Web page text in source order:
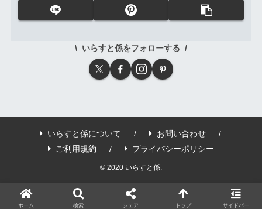
いらすと係をフォローする
いらすと係について
お問い合わせ
ご利用規約
プライバシーポリシー
© 2020 いらすと係.
ホーム 検索 シェア トップ サイドバー